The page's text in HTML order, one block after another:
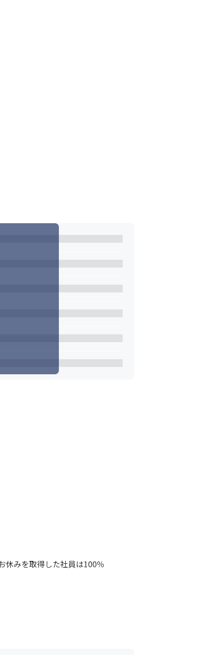
ります◎
みを取得した社員は100％